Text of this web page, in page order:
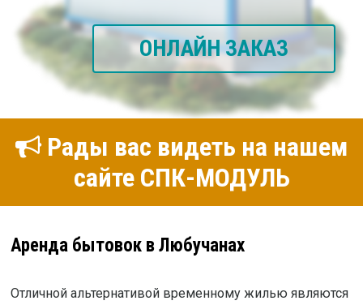
ОНЛАЙН ЗАКАЗ
Рады вас видеть на нашем
сайте СПК-МОДУЛЬ
Аренда бытовок в Любучанах
Отличной альтернативой временному жилью являются